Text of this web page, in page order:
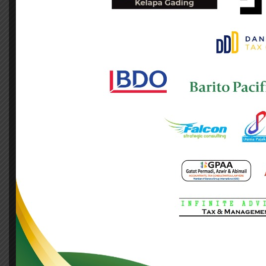
Pemerintah juga menargetkan penerimaan
Untuk mencapai target penerimaan tahun depan,
adalah memperluas basis pajak melalui
informal lainnya.
Selain itu, pemerintah juga akan memperkuat
Pengawasan terhadap wajib pajak besar juga
wajib pajak grup, wajib pajak dengan transaksi
terhadap pelanggaran perpajakan.
tetap menjaga pertumbuhan ekonomi, daya saing
DJP konsultan pajak